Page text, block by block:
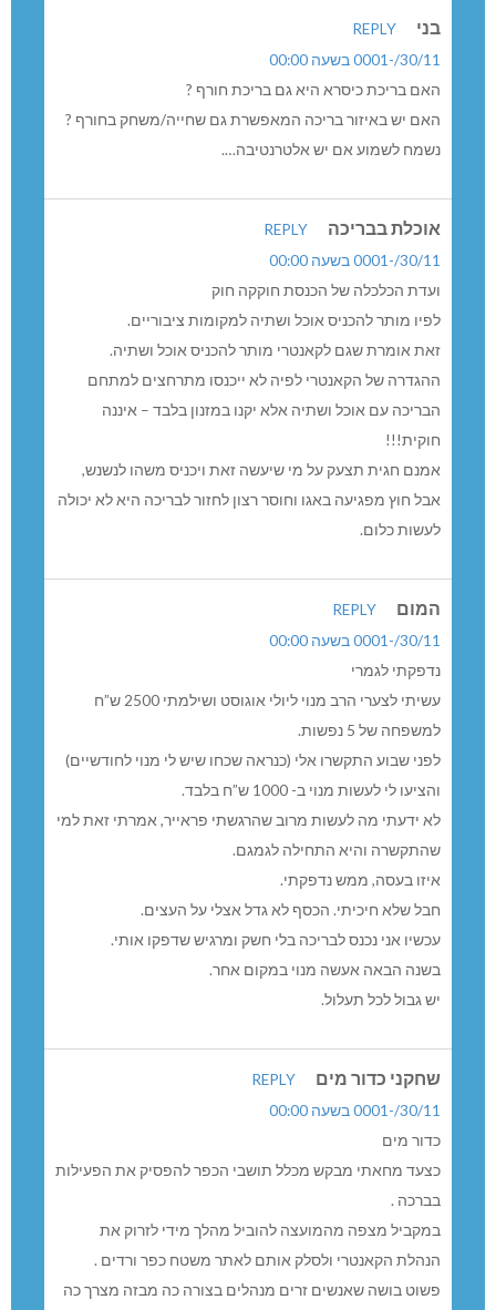
בני
REPLY
30/11/-0001 בשעה 00:00
האם בריכת כיסרא היא גם בריכת חורף ?
האם יש באיזור בריכה המאפשרת גם שחייה/משחק בחורף ?
נשמח לשמוע אם יש אלטרנטיבה….
אוכלת בבריכה
REPLY
30/11/-0001 בשעה 00:00
ועדת הכלכלה של הכנסת חוקקה חוק
לפיו מותר להכניס אוכל ושתיה למקומות ציבוריים.
זאת אומרת שגם לקאנטרי מותר להכניס אוכל ושתיה.
ההגדרה של הקאנטרי לפיה לא ייכנסו מתרחצים למתחם
הבריכה עם אוכל ושתיה אלא יקנו במזנון בלבד – איננה
חוקית!!!
אמנם חגית תצעק על מי שיעשה זאת ויכניס משהו לנשנש,
אבל חוץ מפגיעה באגו וחוסר רצון לחזור לבריכה היא לא יכולה
לעשות כלום.
המום
REPLY
30/11/-0001 בשעה 00:00
נדפקתי לגמרי
עשיתי לצערי הרב מנוי ליולי אוגוסט ושילמתי 2500 ש”ח
למשפחה של 5 נפשות.
לפני שבוע התקשרו אלי (כנראה שכחו שיש לי מנוי לחודשיים)
והציעו לי לעשות מנוי ב- 1000 ש”ח בלבד.
לא ידעתי מה לעשות מרוב שהרגשתי פראייר, אמרתי זאת למי
שהתקשרה והיא התחילה לגמגם.
איזו בעסה, ממש נדפקתי.
חבל שלא חיכיתי. הכסף לא גדל אצלי על העצים.
עכשיו אני נכנס לבריכה בלי חשק ומרגיש שדפקו אותי.
בשנה הבאה אעשה מנוי במקום אחר.
יש גבול לכל תעלול.
שחקני כדור מים
REPLY
30/11/-0001 בשעה 00:00
כדור מים
כצעד מחאתי מבקש מכלל תושבי הכפר להפסיק את הפעילות
בברכה .
במקביל מצפה מהמועצה להוביל מהלך מידי לזרוק את
הנהלת הקאנטרי ולסלק אותם לאתר משטח כפר ורדים .
פשוט בושה שאנשים זרים מנהלים בצורה כה מבזה מצרך כה